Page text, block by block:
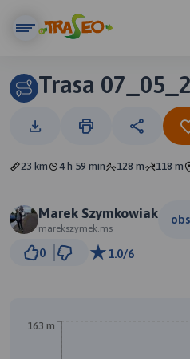
Trasa
23 km 4 h 59 min 128 m 118 m
Marek Szymkowiak
marekszymek.ms
0 1.0/6
163 m